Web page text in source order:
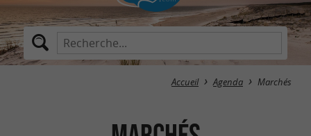
Accueil Agenda Marchés